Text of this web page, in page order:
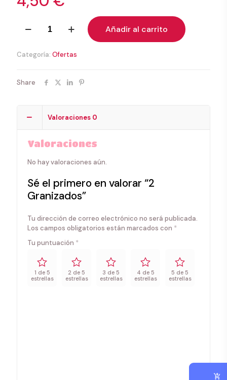
Granizados
Añadir al carrito
Categoría: Ofertas
Share
Valoraciones 0
Valoraciones
No hay valoraciones aún.
Sé el primero en valorar “2
Granizados”
Tu dirección de correo electrónico no será publicada.
Los campos obligatorios están marcados con *
Tu puntuación *
1 de 5
estrellas
2 de 5
estrellas
3 de 5
estrellas
4 de 5
estrellas
5 de 5
estrellas